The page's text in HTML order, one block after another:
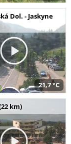
Dol. - Jaskyne
21,7 °C
km)